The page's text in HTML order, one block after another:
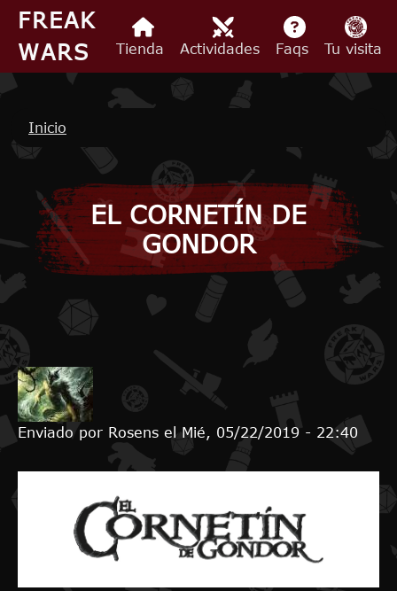
Pasar al contenido principal
FREAK
WARS
Tienda Actividades Faqs Tu visita
Ruta de navegación
Inicio
EL CORNETÍN DE
GONDOR
Enviado por Rosens elMié, 05/22/2019 - 22:40